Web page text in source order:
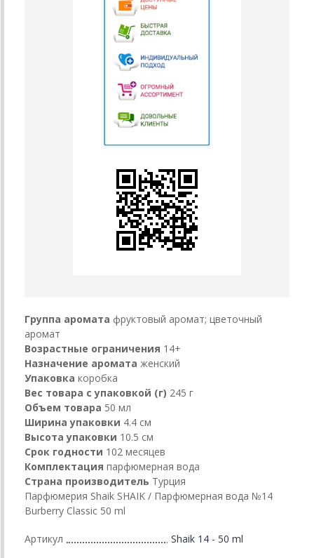
Группа аромата фруктовый аромат; цветочный
аромат
Возрастные ограничения 14+
Назначение аромата женский
Упаковка коробка
Вес товара с упаковкой (г) 245 г
Объем товара 50 мл
Ширина упаковки 4.4 см
Высота упаковки 10.5 см
Срок годности 102 месяцев
Комплектация парфюмерная вода
Страна производитель Турция
Парфюмерия Shaik SHAIK / Парфюмерная вода №14
Burberry Classic 50 ml
Артикул Shaik 14 - 50 ml